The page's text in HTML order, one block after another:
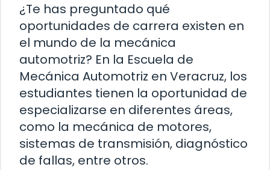
¿Te has preguntado qué
oportunidades de carrera existen en
el mundo de la mecánica
automotriz? En la Escuela de
Mecánica Automotriz en Veracruz, los
estudiantes tienen la oportunidad de
especializarse en diferentes áreas,
como la mecánica de motores,
sistemas de transmisión, diagnóstico
de fallas, entre otros.